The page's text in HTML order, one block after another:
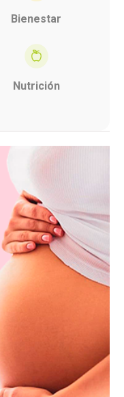
Bienestar
Nutrición